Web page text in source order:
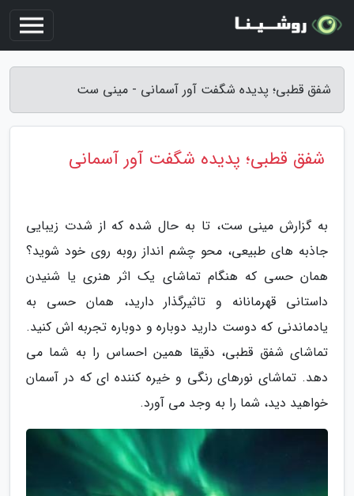
شفق قطبی؛ پدیده شگفت آور آسمانی - مینی ست
شفق قطبی؛ پدیده شگفت آور آسمانی
به گزارش مینی ست، تا به حال شده که از شدت زیبایی
جاذبه های طبیعی، محو چشم انداز روبه روی خود شوید؟
همان حسی که هنگام تماشای یک اثر هنری یا شنیدن
داستانی قهرمانانه و تاثیرگذار دارید، همان حسی به
یادماندنی که دوست دارید دوباره و دوباره تجربه اش کنید.
تماشای شفق قطبی، دقیقا همین احساس را به شما می
دهد. تماشای نورهای رنگی و خیره کننده ای که در آسمان
خواهید دید، شما را به وجد می آورد.